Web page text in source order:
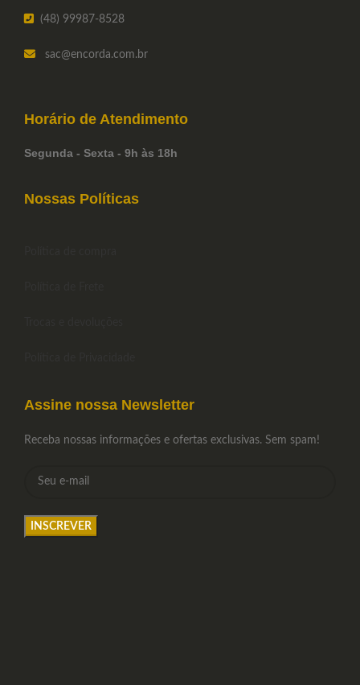
(48) 99987-8528
sac@encorda.com.br
Horário de Atendimento
Segunda - Sexta - 9h às 18h
Nossas Políticas
Assine nossa Newsletter
Receba nossas informações e ofertas exclusivas. Sem spam!